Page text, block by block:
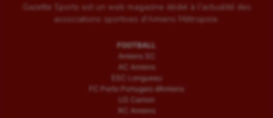
Gazette Sports est un web magazine dédié à l'actualité des
associations sportives d'Amiens Métropole.
FOOTBALL
Amiens SC
AC Amiens
ESC Longueau
FC Porto Portugais d’Amiens
US Camon
RC Amiens